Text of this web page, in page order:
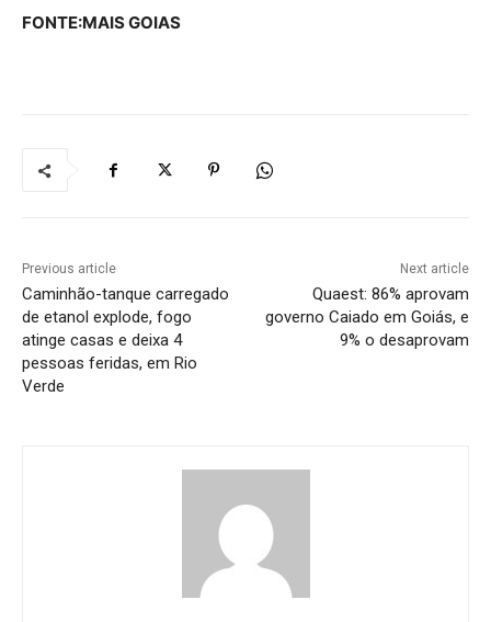
FONTE:MAIS GOIAS
Previous article
Caminhão-tanque carregado
de etanol explode, fogo
atinge casas e deixa 4
pessoas feridas, em Rio
Verde
Next article
Quaest: 86% aprovam
governo Caiado em Goiás, e
9% o desaprovam